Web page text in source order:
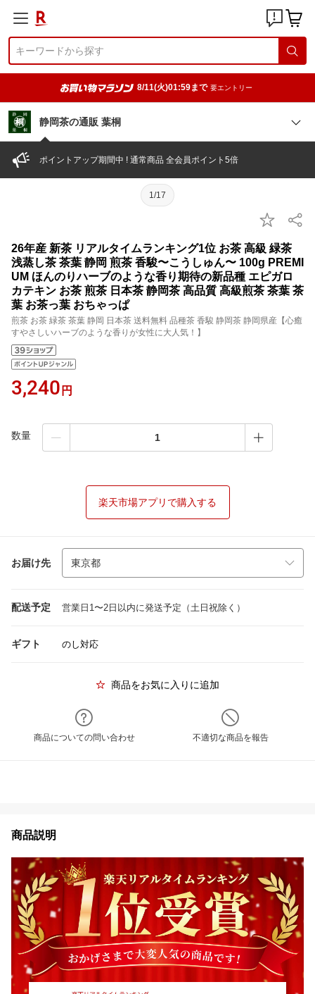
8/11(火)01:59まで 要エントリー
静岡茶の通販 葉桐
ポイントアップ期間中 ! 通常商品 全会員ポイント5倍
1/17
26年産 新茶 リアルタイムランキング1位 お茶 高級 緑茶
浅蒸し茶 茶葉 静岡 煎茶 香駿〜こうしゅん〜 100g PREMI
UM ほんのりハーブのような香り期待の新品種 エピガロ
カテキン お茶 煎茶 日本茶 静岡茶 高品質 高級煎茶 茶葉 茶
葉 お茶っ葉 おちゃっぱ
煎茶 お茶 緑茶 茶葉 静岡 日本茶 送料無料 品種茶 香駿 静岡茶 静岡県産【心癒
すやさしいハーブのような香りが女性に大人気！】
3,240 円
数量
楽天市場アプリで購入する
お届け先
配送予定 営業日1〜2日以内に発送予定（土日祝除く）
ギフト のし対応
商品をお気に入りに追加
商品についての問い合わせ 不適切な商品を報告
商品説明